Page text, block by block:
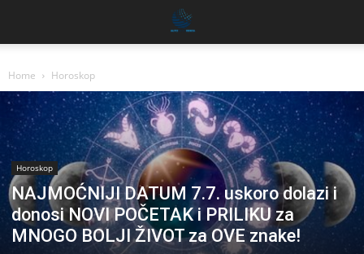
Home Horoskop
Horoskop
NAJMOĆNIJI DATUM 7.7. uskoro dolazi i
donosi NOVI POČETAK i PRILIKU za
MNOGO BOLJI ŽIVOT za OVE znake!